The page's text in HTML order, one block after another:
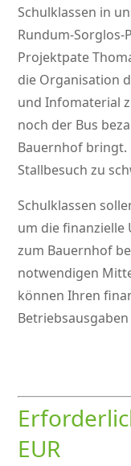
Schulklassen in
Rundum-
Projektpate
die Organisation
und Infomaterial
noch der Bus
Bauernhof bringt.
Stallbesuch zu
Schulklassen
um die
zum Bauernhof
notwendigen
können Ihren
EUR